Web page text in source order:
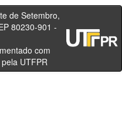
80230-901 -
- Brasil
com
UTFPR